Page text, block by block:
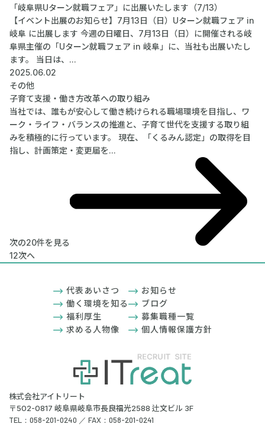
「岐阜県Uターン就職フェア」に出展いたします（7/13）
【イベント出展のお知らせ】7月13日（日）Uターン就職フェア in
岐阜 に出展します 今週の日曜日、7月13日（日）に開催される岐
阜県主催の「Uターン就職フェア in 岐阜」に、当社も出展いたし
ます。 当日は、...
2025.06.02
その他
子育て支援・働き方改革への取り組み
当社では、誰もが安心して働き続けられる職場環境を目指し、ワ
ーク・ライフ・バランスの推進と、子育て世代を支援する取り組
みを積極的に行っています。 現在、「くるみん認定」の取得を目
指し、計画策定・変更届を...
次の20件を見る
12次へ
株式会社アイトリート
〒502-0817 岐阜県岐阜市長良福光2588 辻文ビル 3F
TEL：058-201-0240 ／ FAX：058-201-0241
代表あいさつ
働く環境を知る
福利厚生
求める人物像
お知らせ
ブログ
募集職種一覧
個人情報保護方針